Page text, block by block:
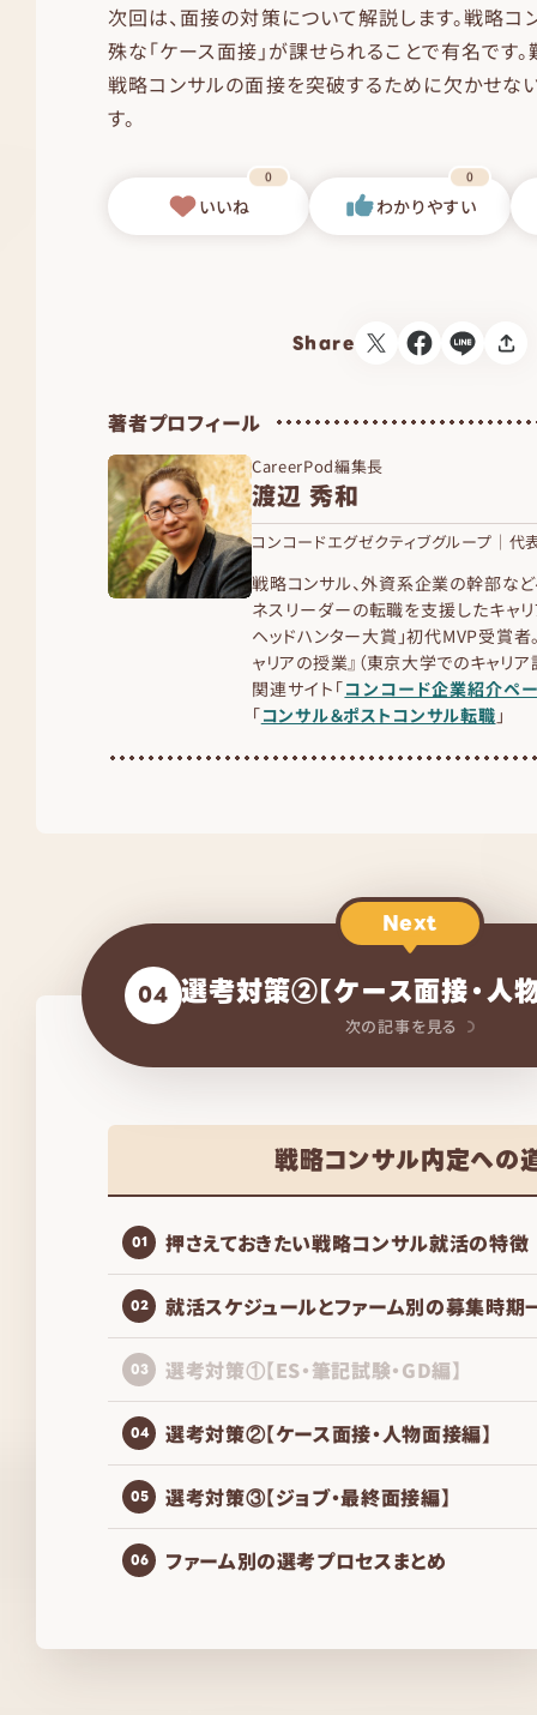
次回は、面接の対策について解説します。戦略コ
殊な「ケース面接」が課せられることで有名です
戦略コンサルの面接を突破するために欠かせな
す。
いいね
0
わかりやすい
0
Share
著者プロフィール
CareerPod編集長
渡辺 秀和
コンコードエグゼクティブグループ｜代
戦略コンサル、外資系企業の幹部な
ネスリーダーの転職を支援したキャ
ヘッドハンター大賞」初代MVP受賞者
ャリアの授業』（東京大学でのキャリ
関連サイト「コンコード企業紹介ペ
「コンサル＆ポストコンサル転職 」
04
Next
選考対策②【ケース面接・人
次の記事を見る
戦略コンサル内定への
01 押さえておきたい戦略コンサル就活の特徴
02 就活スケジュールとファーム別の募集時期
03 選考対策①【ES・筆記試験・GD編】
04 選考対策②【ケース面接・人物面接編】
05 選考対策③【ジョブ・最終面接編】
06 ファーム別の選考プロセスまとめ